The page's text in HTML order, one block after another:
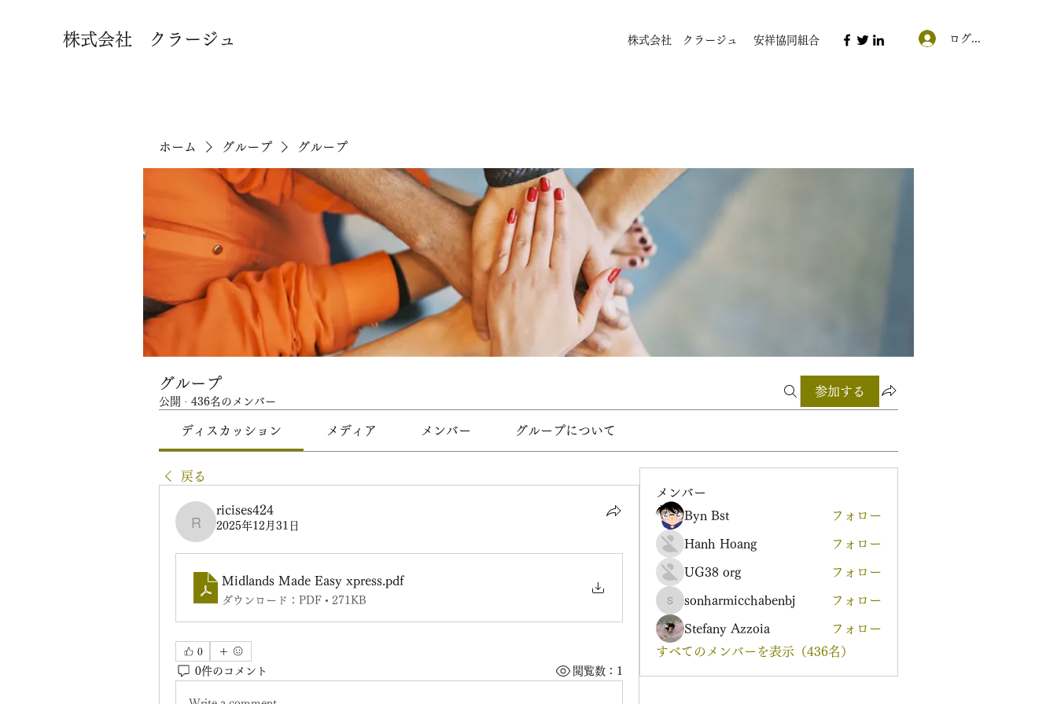
株式会社 クラージュ 株式会社 クラージュ 安祥協同組合 ログイン
ホーム グループ グループ
グループ
公開 · 436名のメンバー
参加する
ディスカッション メディア メンバー グループについて
戻る
ricises424
ricises424
2025年12月31日
Midlands Made Easy xpress.pdf
ダウンロード：PDF • 271KB
0
0件のコメント 閲覧数：1
メンバー
Byn Bst
フォロー
Hanh Hoang フォロー
UG38 org フォロー
sonharmicchabenbj
sonharmicchabenbj フォロー
Stefany Azzoia
フォロー
すべてのメンバーを表示（436名）